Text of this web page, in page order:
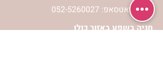
וואטסאפ: 052-5260027
חניה בשפע באזור כולו